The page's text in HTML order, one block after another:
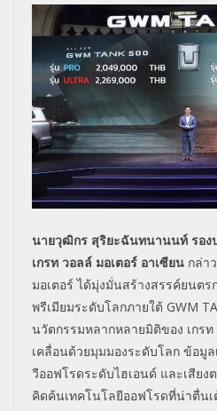
นายวุฒิกร สุริยะฉันทนานนท์ รอง
เกรท วอลล์ มอเตอร์ อาเซียน กล่า
มอเตอร์ ได้มุ่งมั่นสร้างสรรค์ยนตร
พรีเมียมระดับโลกภายใต้ GWM
นวัตกรรมหลากหลายมิติของ เกร
เคลื่อนด้วยมุมมองระดับโลก ข้อมูล
วีออฟโรดระดับไฮเอนด์ และเสียง
คิดค้นเทคโนโลยีออฟโรดที่น่าตื่น